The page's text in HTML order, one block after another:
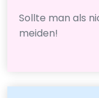
Sollte man als
meiden!